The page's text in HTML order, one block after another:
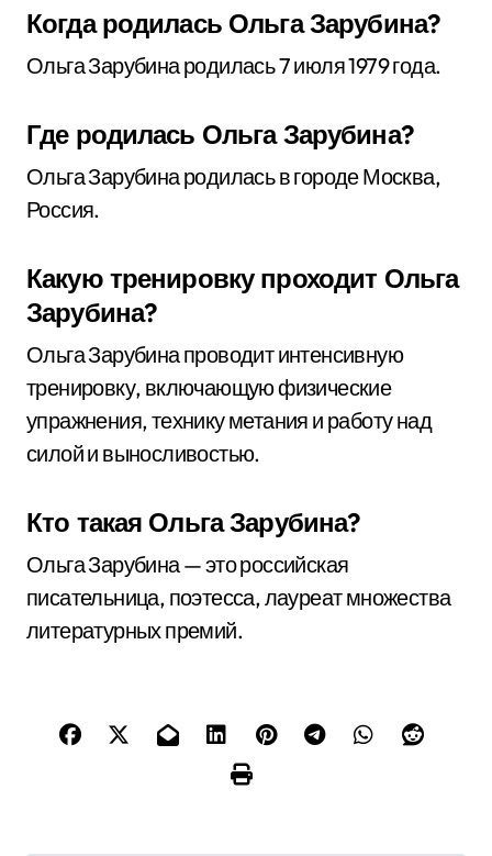
Когда родилась Ольга Зарубина?
Ольга Зарубина родилась 7 июля 1979 года.
Где родилась Ольга Зарубина?
Ольга Зарубина родилась в городе Москва,
Россия.
Какую тренировку проходит Ольга
Зарубина?
Ольга Зарубина проводит интенсивную
тренировку, включающую физические
упражнения, технику метания и работу над
силой и выносливостью.
Кто такая Ольга Зарубина?
Ольга Зарубина — это российская
писательница, поэтесса, лауреат множества
литературных премий.